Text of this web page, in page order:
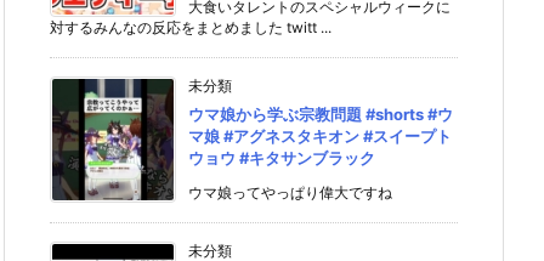
大食いタレントのスペシャルウィークに
対するみんなの反応をまとめました twitt ...
未分類
ウマ娘から学ぶ宗教問題 #shorts #ウ
マ娘 #アグネスタキオン #スイープト
ウョウ #キタサンブラック
ウマ娘ってやっぱり偉大ですね
未分類